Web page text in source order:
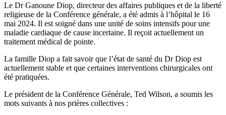
Le Dr Ganoune Diop, directeur des affaires publiques et de la liberté
religieuse de la Conférence générale, a été admis à l’hôpital le 16
mai 2024. Il est soigné dans une unité de soins intensifs pour une
maladie cardiaque de cause incertaine. Il reçoit actuellement un
traitement médical de pointe.
La famille Diop a fait savoir que l’état de santé du Dr Diop est
actuellement stable et que certaines interventions chirurgicales ont
été pratiquées.
Le président de la Conférence Générale, Ted Wilson, a soumis les
mots suivants à nos prières collectives :